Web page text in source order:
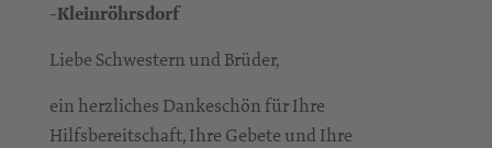
-Kleinröhrsdorf
Liebe Schwestern und Brüder,
ein herzliches Dankeschön für Ihre
Hilfsbereitschaft, Ihre Gebete und Ihre